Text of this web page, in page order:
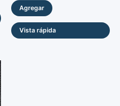
Agregar
Vista rápida